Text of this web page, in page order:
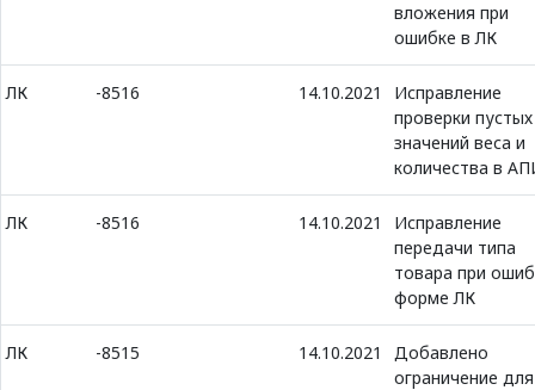
вложения при
ошибке в ЛК
ЛК -8516 14.10.2021
Исправление
проверки пустых
значений веса и
количества в
ЛК -8516 14.10.2021
Исправление
передачи типа
товара при
форме ЛК
ЛК -8515 14.10.2021
Добавлено
ограничение для